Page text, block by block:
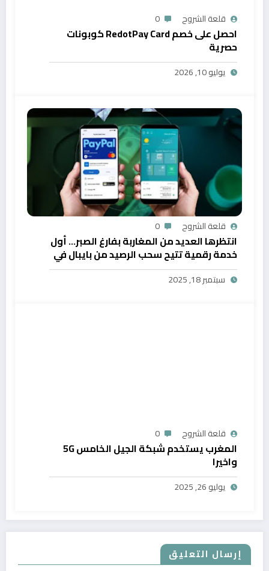
قلعة الشروح 0
احصل على خصم RedotPay Card كوبونات
حصرية
يوليو 10, 2026
قلعة الشروح 0
انتظرها العديد من المغاربة بفارغ الصبر… أول
خدمة رقمية تتيح سحب الرصيد من بايبال في
المغرب
سبتمبر 18, 2025
قلعة الشروح 0
المغرب يستخدم شبكة الجيل الخامس 5G
واخيرا
يوليو 26, 2025
إرسال التعليق